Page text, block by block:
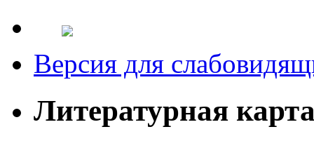
Версия для
Литературная